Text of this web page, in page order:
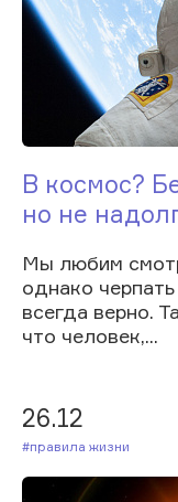
В космос?
но не
Мы любим
однако
всегда верно.
что человек,...
26.12
#Правила жизни